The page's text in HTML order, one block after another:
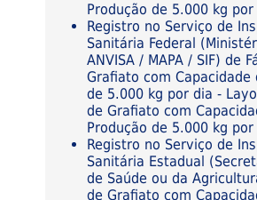
Produção de 5.000 kg por
Registro no Serviço de
Sanitária Federal
ANVISA / MAPA / SIF) de
Grafiato com Capacidade
de 5.000 kg por dia -
de Grafiato com
Produção de 5.000 kg por
Registro no Serviço de
Sanitária Estadual
de Saúde ou da
de Grafiato com